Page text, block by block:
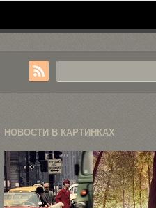
НОВОСТИ В КАРТИНКАХ